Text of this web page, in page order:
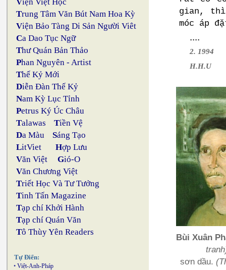
Trung Tâm Văn Bút Nam Hoa Kỳ
Viện Bảo Tàng Di Sản Người Viêt
Ca Dao Tục Ngữ
Thư Quán Bản Thảo
Phan Nguyên - Artist
Thế Kỷ Mới
Diễn Đàn Thế Kỷ
Nam Kỳ Lục Tỉnh
Petrus Ký Úc Châu
Talawas Tiền Vệ
Da Màu Sáng Tạo
LitViet Hợp Lưu
Văn Việt Gió-O
Văn Chương Việt
Triết Học Và Tư Tưởng
Tinh Tấn Magazine
Tạp chí Khởi Hành
Tạp chí Quán Văn
Tô Thùy Yên Readers
Tự Điển:
• Việt-Anh-Pháp
gian, thì
móc áp
....
2. 1994
H.H.U
Bùi Xuân
sơn dầu.